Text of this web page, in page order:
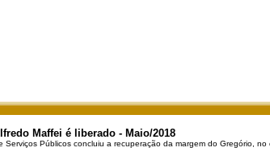
Maffei é liberado - Maio/2018
Serviços Públicos concluiu a recuperação da margem do Gregório,